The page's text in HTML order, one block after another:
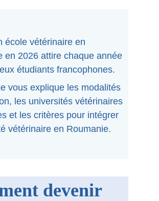
devenir
école vétérinaire en
en 2026 attire chaque année
étudiants francophones.
vous explique les modalités
les universités vétérinaires
et les critères pour intégrer
vétérinaire en Roumanie.